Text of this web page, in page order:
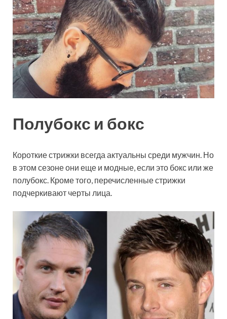
Полубокс и бокс
Короткие стрижки всегда актуальны среди мужчин. Но
в этом сезоне они еще и модные, если это бокс или же
полубокс. Кроме того, перечисленные стрижки
подчеркивают черты лица.